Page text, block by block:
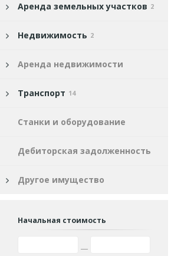
Аренда земельных участков 2
Недвижимость 2
Аренда недвижимости
Транспорт 14
Станки и оборудование
Дебиторская задолженность
Другое имущество
Начальная стоимость